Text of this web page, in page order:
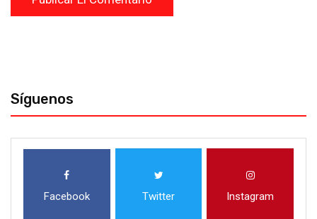
Síguenos
Facebook Twitter Instagram